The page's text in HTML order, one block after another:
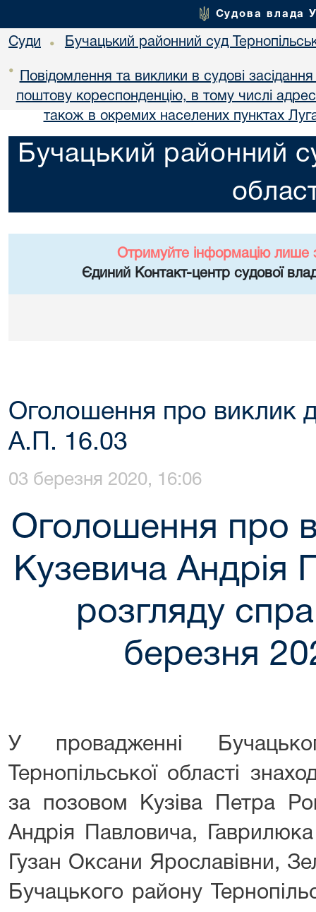
Судова влада
Суди • Бучацький районний суд
•
Повідомлення та виклики в судові
поштову кореспонденцію, в тому числі
також в окремих населених пунктах
Бучацький районний
Отримуйте інформацію лише
Єдиний Контакт-центр судової
Оголошення про виклик
А.П. 16.03
03 березня 2020, 16:06
Оголошення про
Кузевича Андрія
розгляду
березня
У провадженні
Тернопільської області
за позовом Кузіва Петра
Андрія Павловича,
Гузан Оксани Ярославівни,
Бучацького району